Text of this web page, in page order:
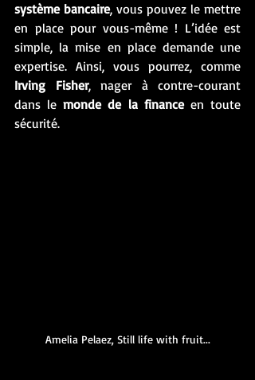
système bancaire, vous pouvez le mettre
en place pour vous-même ! L’idée est
simple, la mise en place demande une
Irving Fisher, nager à contre-courant
dans le monde de la finance en toute
sécurité.
Amelia Pelaez, Still life with fruit...